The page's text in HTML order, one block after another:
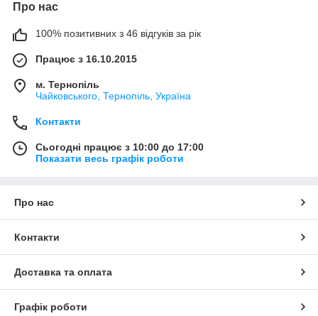
Про нас
100% позитивних з 46 відгуків за рік
Працює з 16.10.2015
м. Тернопіль
Чайковського, Тернопіль, Україна
Контакти
Сьогодні працює з 10:00 до 17:00
Показати весь графік роботи
Про нас
Контакти
Доставка та оплата
Графік роботи